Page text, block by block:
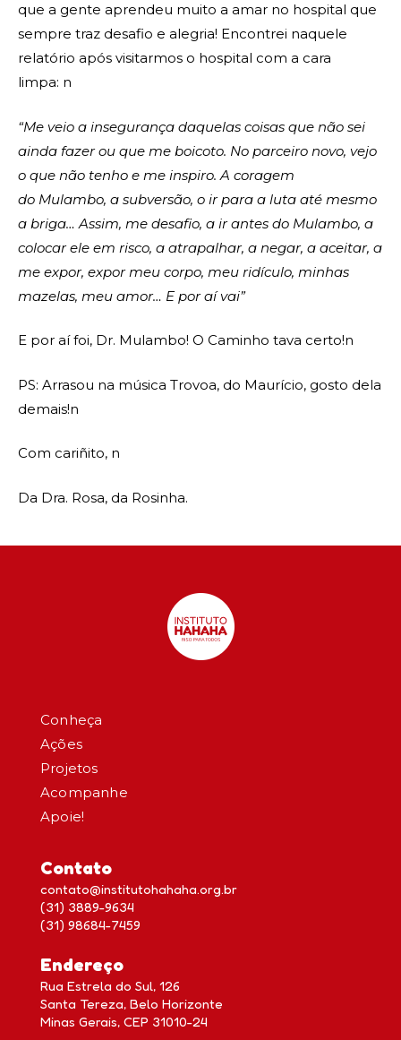
que a gente aprendeu muito a amar no hospital que
sempre traz desafio e alegria! Encontrei naquele
relatório após visitarmos o hospital com a cara
limpa: n
“Me veio a insegurança daquelas coisas que não sei
ainda fazer ou que me boicoto. No parceiro novo, vejo
o que não tenho e me inspiro. A coragem
do Mulambo, a subversão, o ir para a luta até mesmo
a briga… Assim, me desafio, a ir antes do Mulambo, a
colocar ele em risco, a atrapalhar, a negar, a aceitar, a
me expor, expor meu corpo, meu ridículo, minhas
mazelas, meu amor… E por aí vai”
E por aí foi, Dr. Mulambo! O Caminho tava certo!n
PS: Arrasou na música Trovoa, do Maurício, gosto dela
demais!n
Com cariñito, n
Da Dra. Rosa, da Rosinha.
Conheça
Ações
Projetos
Acompanhe
Apoie!
Contato
contato@institutohahaha.org.br
(31) 3889-9634
(31) 98684-7459
Endereço
Rua Estrela do Sul, 126
Santa Tereza, Belo Horizonte
Minas Gerais, CEP 31010-24